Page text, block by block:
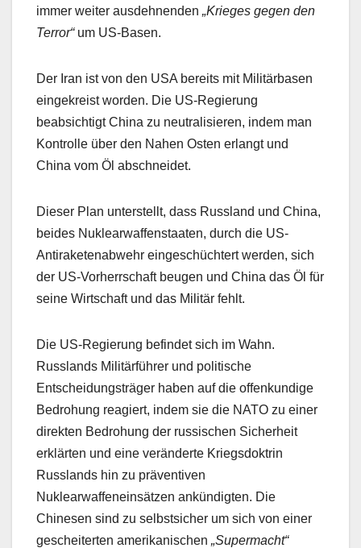
immer weiter ausdehnenden „Krieges gegen den
Terror“um US-Basen.
Der Iran ist von den USA bereits mit Militärbasen
eingekreist worden. Die US-Regierung
beabsichtigt China zu neutralisieren, indem man
Kontrolle über den Nahen Osten erlangt und
China vom Öl abschneidet.
Dieser Plan unterstellt, dass Russland und China,
beides Nuklearwaffenstaaten, durch die US-
Antiraketenabwehr eingeschüchtert werden, sich
der US-Vorherrschaft beugen und China das Öl für
seine Wirtschaft und das Militär fehlt.
Die US-Regierung befindet sich im Wahn.
Russlands Militärführer und politische
Entscheidungsträger haben auf die offenkundige
Bedrohung reagiert, indem sie die NATO zu einer
direkten Bedrohung der russischen Sicherheit
erklärten und eine veränderte Kriegsdoktrin
Russlands hin zu präventiven
Nuklearwaffeneinsätzen ankündigten. Die
Chinesen sind zu selbstsicher um sich von einer
gescheiterten amerikanischen „Supermacht“